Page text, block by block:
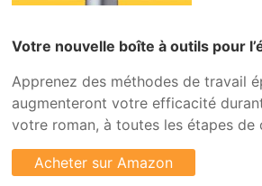
Votre nouvelle boîte à outils pour
Apprenez des méthodes de travail
augmenteront votre efficacité
votre roman, à toutes les étapes de